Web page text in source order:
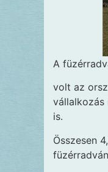
A
volt az
vállalkozás
is.
Összesen